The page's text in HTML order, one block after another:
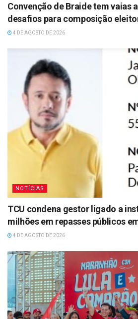
Convenção de Braide tem vaias
desafios para composição
4 DE AGOSTO DE 2026
NOTÍCIAS
TCU condena gestor ligado a
milhões em repasses públicos
4 DE AGOSTO DE 2026